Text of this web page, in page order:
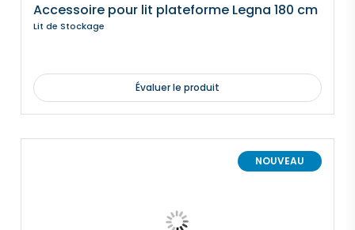
Accessoire pour lit plateforme Legna 180 cm
Lit de Stockage
Évaluer le produit
NOUVEAU